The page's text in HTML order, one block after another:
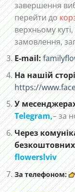
завершення
перейти до
верхньому
замовлення,
E-mail:
На нашій
https://
У
Telegram,– за
Через
безкоштовних
flowerslviv
За телефоном: